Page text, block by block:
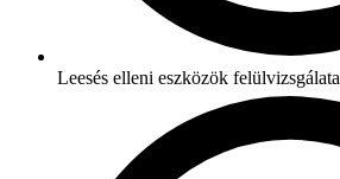
Leesés elleni eszközök felülvizsgálata